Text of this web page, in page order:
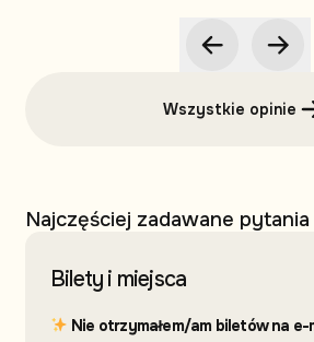
Wszystkie opinie
Najczęściej zadawane pytania
Bilety i miejsca
Nie otrzymałem/am biletów na e-